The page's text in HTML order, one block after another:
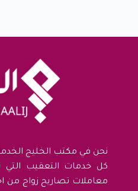
نحن في مكتب الخليج
كل خدمات التعقيب التي
معاملات تصاريح زواج من